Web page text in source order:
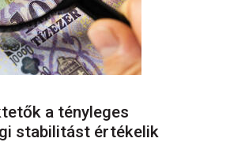
a tényleges
stabilitást értékelik